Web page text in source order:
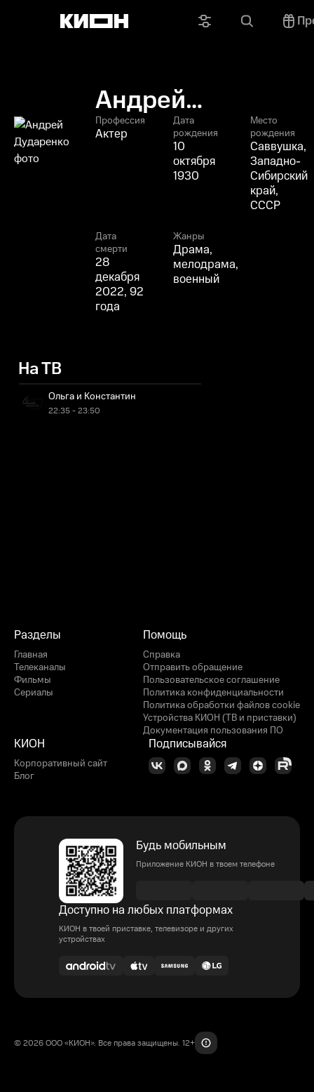
Андрей
Дударенко
Профессия
Актер
Дата
рождения
10
октября
1930
Место
рождения
Саввушка,
Западно-
Сибирский
край,
СССР
Дата
смерти
28
декабря
2022, 92
года
Жанры
Драма,
мелодрама,
военный
На ТВ
Ольга и Константин
22:35 - 23:50
Разделы
Главная
Телеканалы
Фильмы
Сериалы
Помощь
Справка
Отправить обращение
Пользовательское соглашение
Политика конфиденциальности
Политика обработки файлов cookie
Устройства КИОН (ТВ и приставки)
Документация пользования ПО
КИОН
Корпоративный сайт
Блог
Подписывайся
Будь мобильным
Приложение КИОН в твоем телефоне
Доступно на любых платформах
КИОН в твоей приставке, телевизоре и других
устройствах
© 2026 ООО «КИОН». Все права защищены. 12+